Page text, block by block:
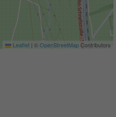
Leaflet | ©OpenStreetMapContributors